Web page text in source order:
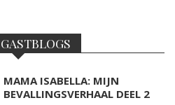
MAMA ISABELLA: MIJN
BEVALLINGSVERHAAL DEEL 2